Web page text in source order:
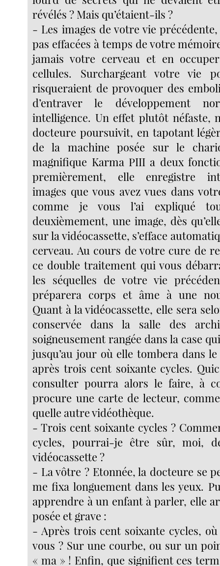
révélés ? Mais qu’étaient-ils ?
- Les images de votre vie précédente,
pas effacées à temps de votre
jamais votre cerveau et en
cellules. Surchargeant votre vie
risqueraient de provoquer des
d’entraver le développement
intelligence. Un effet plutôt néfaste,
docteure poursuivit, en tapotant
de la machine posée sur le
magnifique Karma PIII a deux
premièrement, elle enregistre
images que vous avez vues dans
comme je vous l’ai expliqué
deuxièmement, une image, dès
sur la vidéocassette, s’efface
cerveau. Au cours de votre cure de
ce double traitement qui vous
les séquelles de votre vie
préparera corps et âme à une
Quant à la vidéocassette, elle sera
conservée dans la salle des
soigneusement rangée dans la case
jusqu’au jour où elle tombera dans
après trois cent soixante cycles.
consulter pourra alors le faire, à
procure une carte de lecteur,
quelle autre vidéothèque.
- Trois cent soixante cycles ?
cycles, pourrai-je être sûr, moi,
vidéocassette ?
- La vôtre ? Etonnée, la docteure se
me fixa longuement dans les yeux.
apprendre à un enfant à parler, elle
posée et grave :
- Après trois cent soixante cycles,
vous ? Sur une courbe, ou sur un
« ma » ! Enfin, que signifient ces